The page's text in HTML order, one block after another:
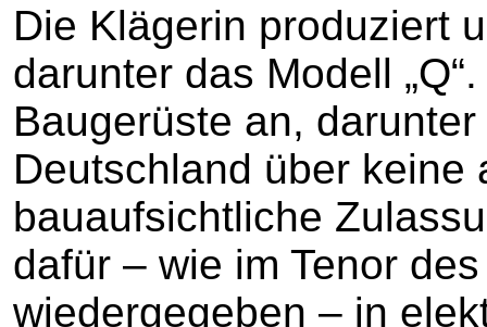
Die Klägerin produziert
darunter das Modell
Baugerüste an,
Deutschland über keine
bauaufsichtliche
dafür – wie im Tenor
wiedergegeben – in